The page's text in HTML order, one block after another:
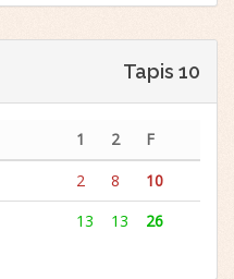
Tapis 10
1 2
F
2 8
10
13 13 26